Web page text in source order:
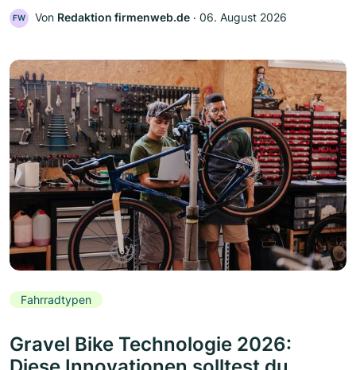
FW Von Redaktion firmenweb.de ‧ 06. August 2026
Fahrradtypen
Gravel Bike Technologie 2026: